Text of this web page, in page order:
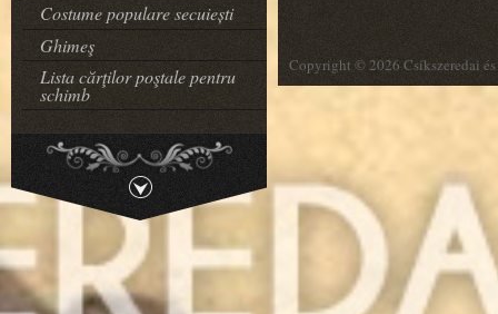
Costume populare secuiești
Ghimeş
Lista cărţilor poştale pentru
schimb
Copyright © 2026 Csíkszeredai